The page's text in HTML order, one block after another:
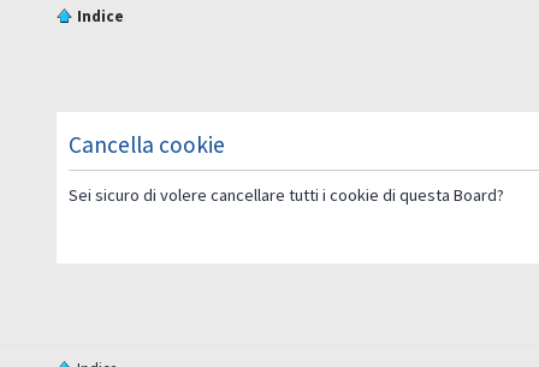
Indice
Cancella cookie
Sei sicuro di volere cancellare tutti i cookie di questa Board?